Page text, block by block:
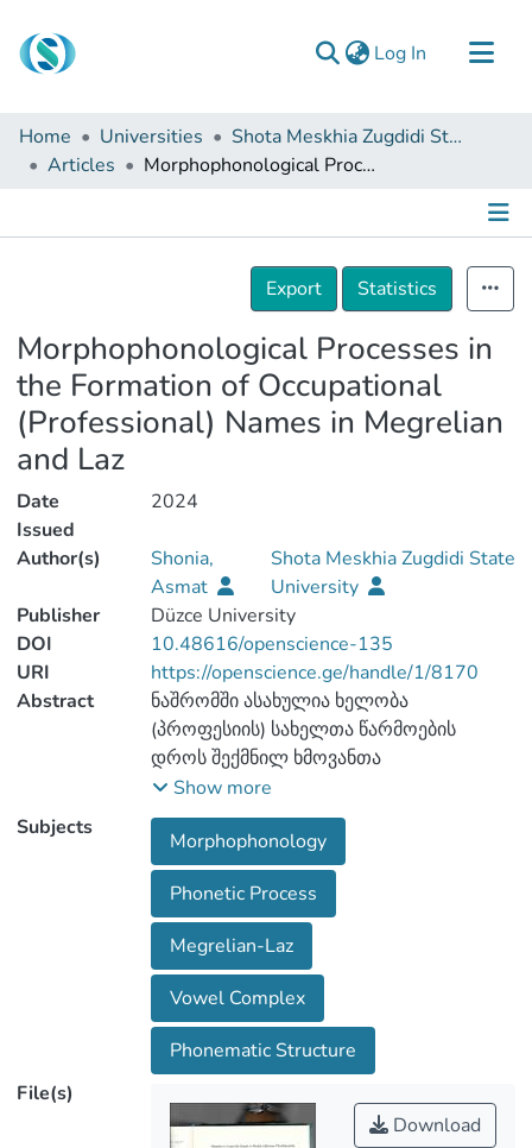
Log In (current)
Communities & Collections
Browse
About Us
Home Universities
Shota Meskhia Zugdidi State University
Articles
Morphophonological Processes in the Formation of Occupational (Professional) Names in Megrelian and Laz
Details
Export
Statistics
Morphophonological Processes in
the Formation of Occupational
(Professional) Names in Megrelian
and Laz
Date
Issued
2024
Author(s)
Shonia,
Asmat
Shota Meskhia Zugdidi State
University
Publisher
Düzce University
DOI
10.48616/openscience-135
URI
https://openscience.ge/handle/1/8170
Abstract
ნაშრომში ასახულია ხელობა
(პროფესიის) სახელთა წარმოების
დროს შექმნილ ხმოვანთა
კომპლექსებში მომხდარი ცვლილებები.
მასალაზე დაკვირვება გვიჩვენებს, რომ
მორფემულ საზღვარზე ხმოვანთა
კომპლექსის ცვლილება წარიმართება
ამ კომპლექსის დაშლისკენ, რაც
ხორციელდება სხავდასხვა გზით. ეს
ტენდენცია აიხსნება ფონემატური
სტრუქტურის დაწოლის შედეგად.
Show more
Subjects
Morphophonology
Phonetic Process
Megrelian-Laz
Vowel Complex
Phonematic Structure
File(s)
Download